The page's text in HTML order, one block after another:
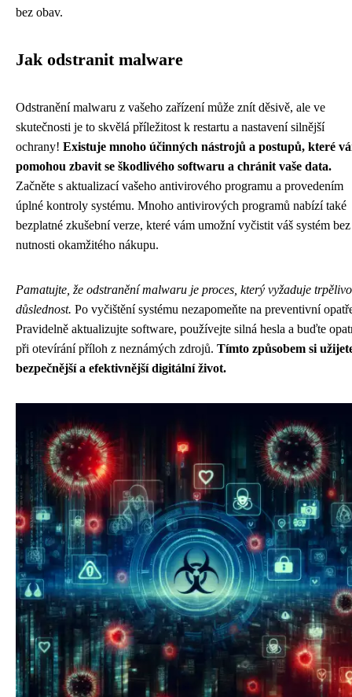
bez obav.
Jak odstranit malware
Odstranění malwaru z vašeho zařízení může znít děsivě, ale ve
skutečnosti je to skvělá příležitost k restartu a nastavení silnější
ochrany! Existuje mnoho účinných nástrojů a postupů, které
pomohou zbavit se škodlivého softwaru a chránit vaše data.
Začněte s aktualizací vašeho antivirového programu a provedením
úplné kontroly systému. Mnoho antivirových programů nabízí také
bezplatné zkušební verze, které vám umožní vyčistit váš systém bez
nutnosti okamžitého nákupu.
Pamatujte, že odstranění malwaru je proces, který vyžaduje
důslednost. Po vyčištění systému nezapomeňte na preventivní
Pravidelně aktualizujte software, používejte silná hesla a buďte
při otevírání příloh z neznámých zdrojů. Tímto způsobem si
bezpečnější a efektivnější digitální život.